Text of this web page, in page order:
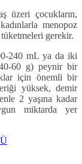
üzeri çocukların,
menopoz
gerekir.
240 mL ya da iki
60 g) peynir bir
için önemli bir
yüksek, demir
2 yaşına kadar
miktarda yer